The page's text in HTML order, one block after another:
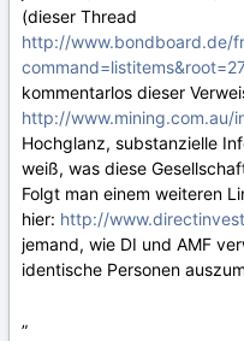
(dieser Thread
http://www.bondboard.de/
kommentarlos dieser
http://www.mining.com.au/
Hochglanz, substanzielle
weiß, was diese
Folgt man einem weiteren
hier: http://
jemand, wie DI und AMF
identische Personen
„